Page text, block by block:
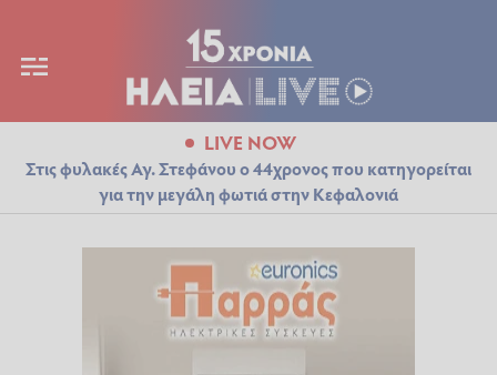
LIVE NOW
Στις φυλακές Αγ. Στεφάνου ο 44χρονος που κατηγορείται
για την μεγάλη φωτιά στην Κεφαλονιά